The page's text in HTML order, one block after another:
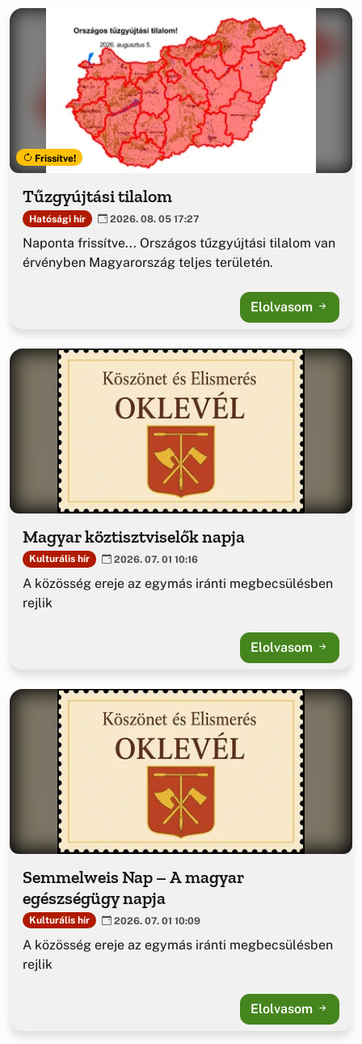
Frissítve!
Tűzgyújtási tilalom
Hatósági hír 2026. 08. 05 17:27
Naponta frissítve... Országos tűzgyújtási tilalom van
érvényben Magyarország teljes területén.
Elolvasom
Magyar köztisztviselők napja
Kulturális hír 2026. 07. 01 10:16
A közösség ereje az egymás iránti megbecsülésben
rejlik
Elolvasom
Semmelweis Nap – A magyar
egészségügy napja
Kulturális hír 2026. 07. 01 10:09
A közösség ereje az egymás iránti megbecsülésben
rejlik
Elolvasom